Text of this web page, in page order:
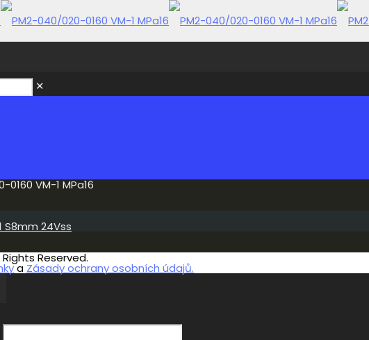
✕
VM-1 MPa16
S8mm 24Vss
Reserved.
a Zásady ochrany osobních údajů.